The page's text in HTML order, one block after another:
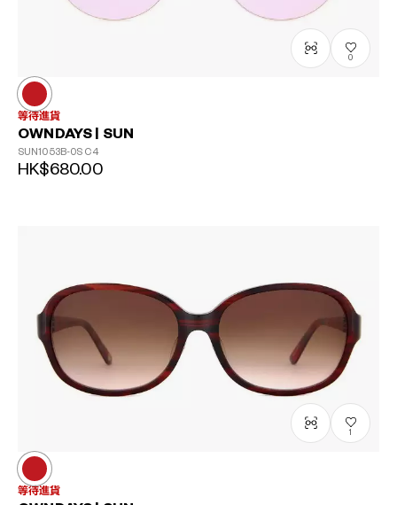
0
等待進貨
OWNDAYS | SUN
SUN1053B-0S C4
HK$680.00
1
等待進貨